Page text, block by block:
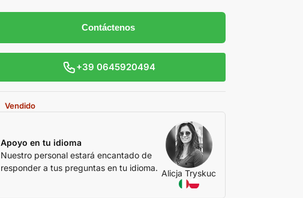
Contáctenos
+39 0645920494
Vendido
Apoyo en tu idioma
Nuestro personal estará encantado de
responder a tus preguntas en tu idioma.
Alicja Tryskuc